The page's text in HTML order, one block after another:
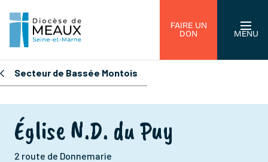
FAIRE UN
DON
MENU
Secteur de Bassée Montois
Église N.D. du Puy
2 route de Donnemarie